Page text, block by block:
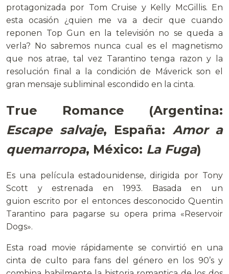
protagonizada por Tom Cruise y Kelly McGillis. En
esta ocasión ¿quien me va a decir que cuando
reponen Top Gun en la televisión no se queda a
verla? No sabremos nunca cual es el magnetismo
que nos atrae, tal vez Tarantino tenga razon y la
resolución final a la condición de Máverick son el
gran mensaje subliminal escondido en la cinta.
True Romance (Argentina:
Escape salvaje, España: Amor a
quemarropa, México: La Fuga)
Es una película estadounidense, dirigida por Tony
Scott y estrenada en 1993. Basada en un
guion escrito por el entonces desconocido Quentin
Tarantino para pagarse su opera prima «Reservoir
Dogs».
Esta road movie rápidamente se convirtió en una
cinta de culto para fans del género en los 90’s y